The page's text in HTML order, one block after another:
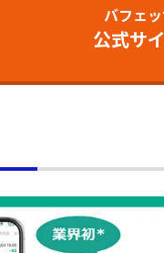
バフェ
公式サ